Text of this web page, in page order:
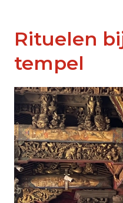
Rituelen
tempel